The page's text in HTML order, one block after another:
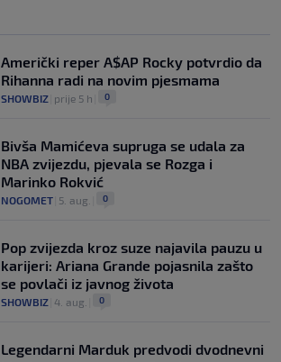
Američki reper A$AP Rocky potvrdio da
Rihanna radi na novim pjesmama
SHOWBIZ prije 5 h 0
Bivša Mamićeva supruga se udala za
NBA zvijezdu, pjevala se Rozga i
Marinko Rokvić
NOGOMET 5. aug. 0
Pop zvijezda kroz suze najavila pauzu u
karijeri: Ariana Grande pojasnila zašto
se povlači iz javnog života
SHOWBIZ 4. aug. 0
Legendarni Marduk predvodi dvodnevni